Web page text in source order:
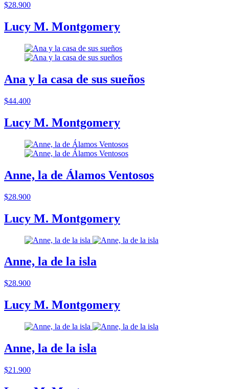
$28.900
Lucy M. Montgomery
Ana y la casa de sus sueños
$44.400
Lucy M. Montgomery
Anne, la de Álamos Ventosos
$28.900
Lucy M. Montgomery
Anne, la de la isla
$28.900
Lucy M. Montgomery
Anne, la de la isla
$21.900